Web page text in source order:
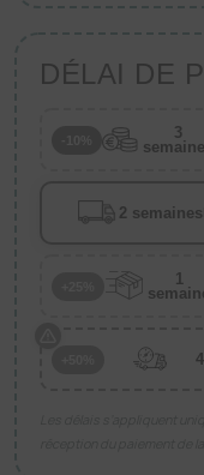
DÉLAI DE
3
2 semaines
1